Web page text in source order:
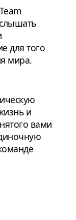
для того
мира.
и
вами